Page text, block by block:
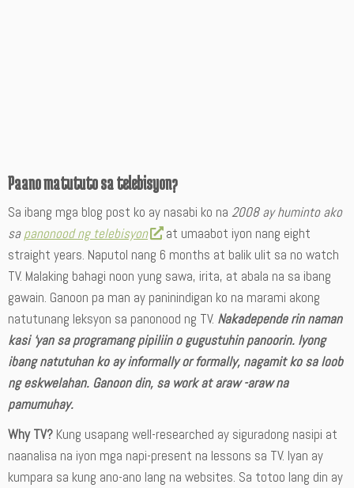
Paano matututo sa telebisyon?
Sa ibang mga blog post ko ay nasabi ko na 2008 ay huminto ako
sapanonood ng telebisyon
at umaabot iyon nang eight
straight years. Naputol nang 6 months at balik ulit sa no watch
TV. Malaking bahagi noon yung sawa, irita, at abala na sa ibang
gawain. Ganoon pa man ay paninindigan ko na marami akong
natutunang leksyon sa panonood ng TV. Nakadepende rin naman
kasi ‘yan sa programang pipiliin o gugustuhin panoorin. Iyong
ibang natutuhan ko ay informally or formally, nagamit ko sa loob
ng eskwelahan. Ganoon din, sa work at araw -araw na
pamumuhay.
Why TV? Kung usapang well-researched ay siguradong nasipi at
naanalisa na iyon mga napi-present na lessons sa TV. Iyan ay
kumpara sa kung ano-ano lang na websites. Sa totoo lang din ay